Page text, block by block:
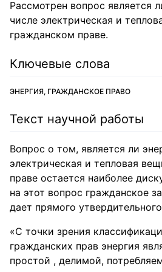
Рассмотрен вопрос является
числе электрическая и
гражданском праве.
Ключевые слова
ЭНЕРГИЯ, ГРАЖДАНСКОЕ ПРАВО
Текст научной работы
Вопрос о том, является ли
электрическая и тепловая
праве остается наиболее
на этот вопрос гражданское
дает прямого
«С точки зрения
гражданских прав энергия
простой , делимой,